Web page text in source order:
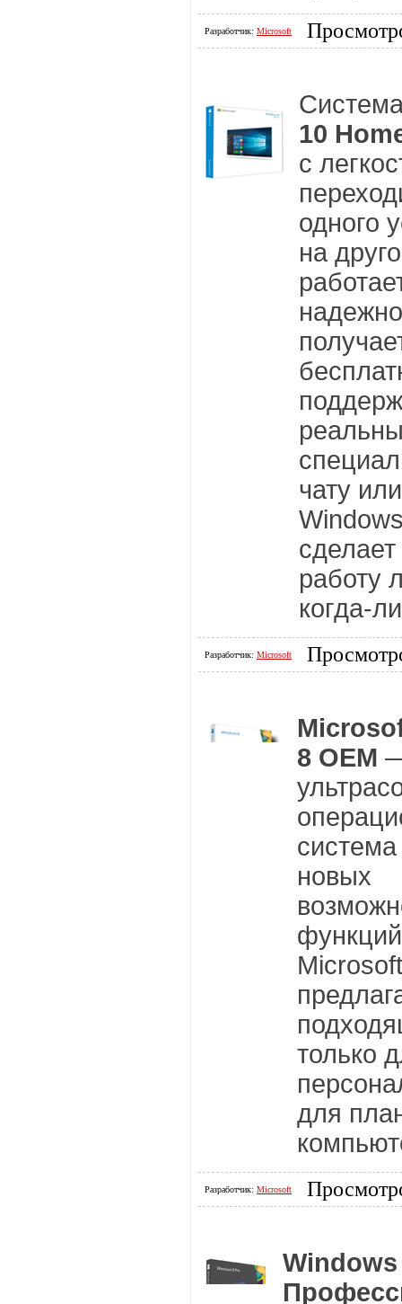
Разработчик: Microsoft
10
с
одного
на
чату
работу
когда-
Разработчик: Microsoft
8 OEM
новых
Microsoft
только
для
Разработчик: Microsoft
Windows